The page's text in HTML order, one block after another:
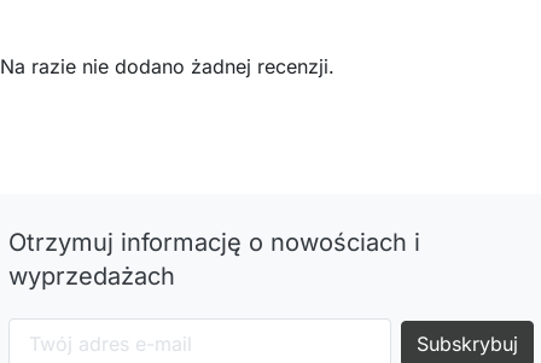
Na razie nie dodano żadnej recenzji.
Otrzymuj informację o nowościach i
wyprzedażach